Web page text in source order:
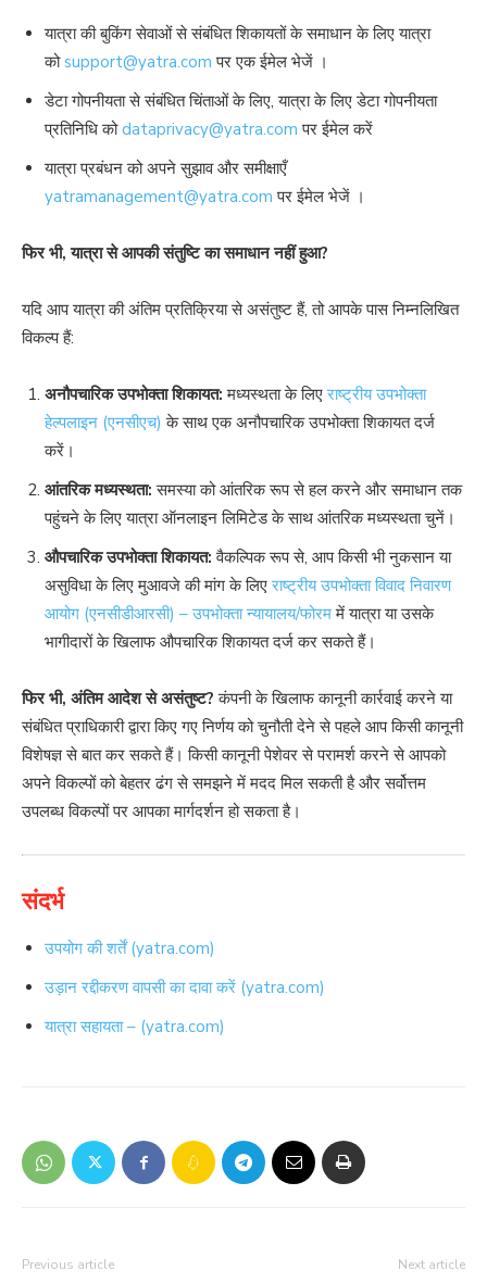
यात्रा की बुकिंग सेवाओं से संबंधित शिकायतों के समाधान के लिए यात्रा
कोsupport@yatra.com पर एक ईमेल भेजें ।
डेटा गोपनीयता से संबंधित चिंताओं के लिए, यात्रा के लिए डेटा गोपनीयता
प्रतिनिधि कोdataprivacy@yatra.com पर ईमेल करें
यात्रा प्रबंधन को अपने सुझाव और समीक्षाएँ
yatramanagement@yatra.com पर ईमेल भेजें ।
फिर भी, यात्रा से आपकी संतुष्टि का समाधान नहीं हुआ?
यदि आप यात्रा की अंतिम प्रतिक्रिया से असंतुष्ट हैं, तो आपके पास निम्नलिखित
विकल्प हैं:
अनौपचारिक उपभोक्ता शिकायत: मध्यस्थता के लिएराष्ट्रीय उपभोक्ता
हेल्पलाइन (एनसीएच) के साथ एक अनौपचारिक उपभोक्ता शिकायत दर्ज
करें।
आंतरिक मध्यस्थता: समस्या को आंतरिक रूप से हल करने और समाधान तक
पहुंचने के लिए यात्रा ऑनलाइन लिमिटेड के साथ आंतरिक मध्यस्थता चुनें।
औपचारिक उपभोक्ता शिकायत: वैकल्पिक रूप से, आप किसी भी नुकसान या
असुविधा के लिए मुआवजे की मांग के लिएराष्ट्रीय उपभोक्ता विवाद निवारण
आयोग (एनसीडीआरसी) – उपभोक्ता न्यायालय/फोरममें यात्रा या उसके
भागीदारों के खिलाफ औपचारिक शिकायत दर्ज कर सकते हैं।
फिर भी, अंतिम आदेश से असंतुष्ट?कंपनी के खिलाफ कानूनी कार्रवाई करने या
संबंधित प्राधिकारी द्वारा किए गए निर्णय को चुनौती देने से पहले आप किसी कानूनी
विशेषज्ञ से बात कर सकते हैं। किसी कानूनी पेशेवर से परामर्श करने से आपको
अपने विकल्पों को बेहतर ढंग से समझने में मदद मिल सकती है और सर्वोत्तम
उपलब्ध विकल्पों पर आपका मार्गदर्शन हो सकता है।
संदर्भ
उपयोग की शर्तें (yatra.com)
उड़ान रद्दीकरण वापसी का दावा करें (yatra.com)
यात्रा सहायता – (yatra.com)
Previous article Next article